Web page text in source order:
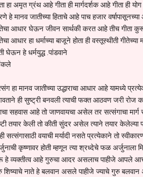
हा अमृत ग्रंथ आहे गीता ही मार्गदर्शक आहे गीता ही
हे मानव जातीच्या हिताचे आहे पाच हजार
आधार घेऊन जीवन सार्थकी करत आहे तीच गीता
आधार हा धर्माच्या बाजूने होता ही वस्तूस्थीती
घेऊन हे धर्मयुद्ध .पांडवाने
हा मानव जातीच्या उद्धाराचा आधार आहे यामध्ये
ही सुष्ट्री बनवली त्याची फक्त आठवण जरी रोज
सहवास आहे तो जाणवायचा असेल तर सत्संगाचा मार्ग
तयार केली तो कीती सुंदर असेल त्याने तयार केलेल्या
सत्संगासाठी वयाची मर्यादी नसते प्रत्येकाने तो
कृष्णावर होती म्हणून त्या श्रध्देचे फळ
हे व्यक्तीत्व आहे गुरुचा आदर असलाच पाहीजे आपले
शिष्याचे नाते हे बलवान असले पाहीजे ज्याचे गुरु बलवान